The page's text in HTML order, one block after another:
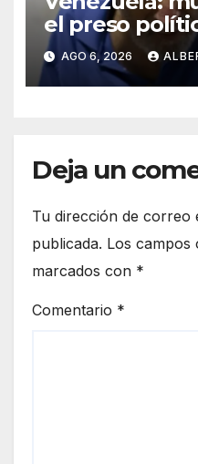
el preso
que le usurpó
policía que lo
AGO 6, 2026
Deja un
Tu dirección de correo
publicada. Los campos
marcados con *
Comentario *